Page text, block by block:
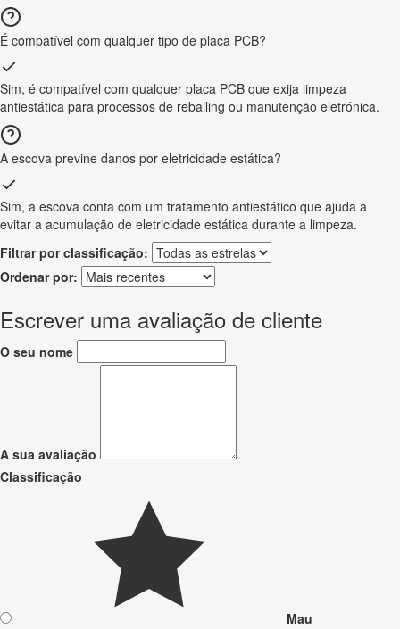
É compatível com qualquer tipo de placa PCB?
Sim, é compatível com qualquer placa PCB que exija limpeza
antiestática para processos de reballing ou manutenção eletrónica.
A escova previne danos por eletricidade estática?
Sim, a escova conta com um tratamento antiestático que ajuda a
evitar a acumulação de eletricidade estática durante a limpeza.
Filtrar por classificação:
Ordenar por:
Escrever uma avaliação de cliente
O seu nome
A sua avaliação
Classificação
Mau